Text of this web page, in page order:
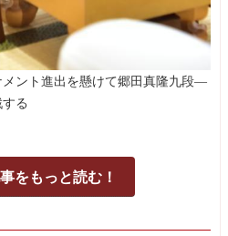
ント進出を懸けて郷田真隆九段―
る
をもっと読む！